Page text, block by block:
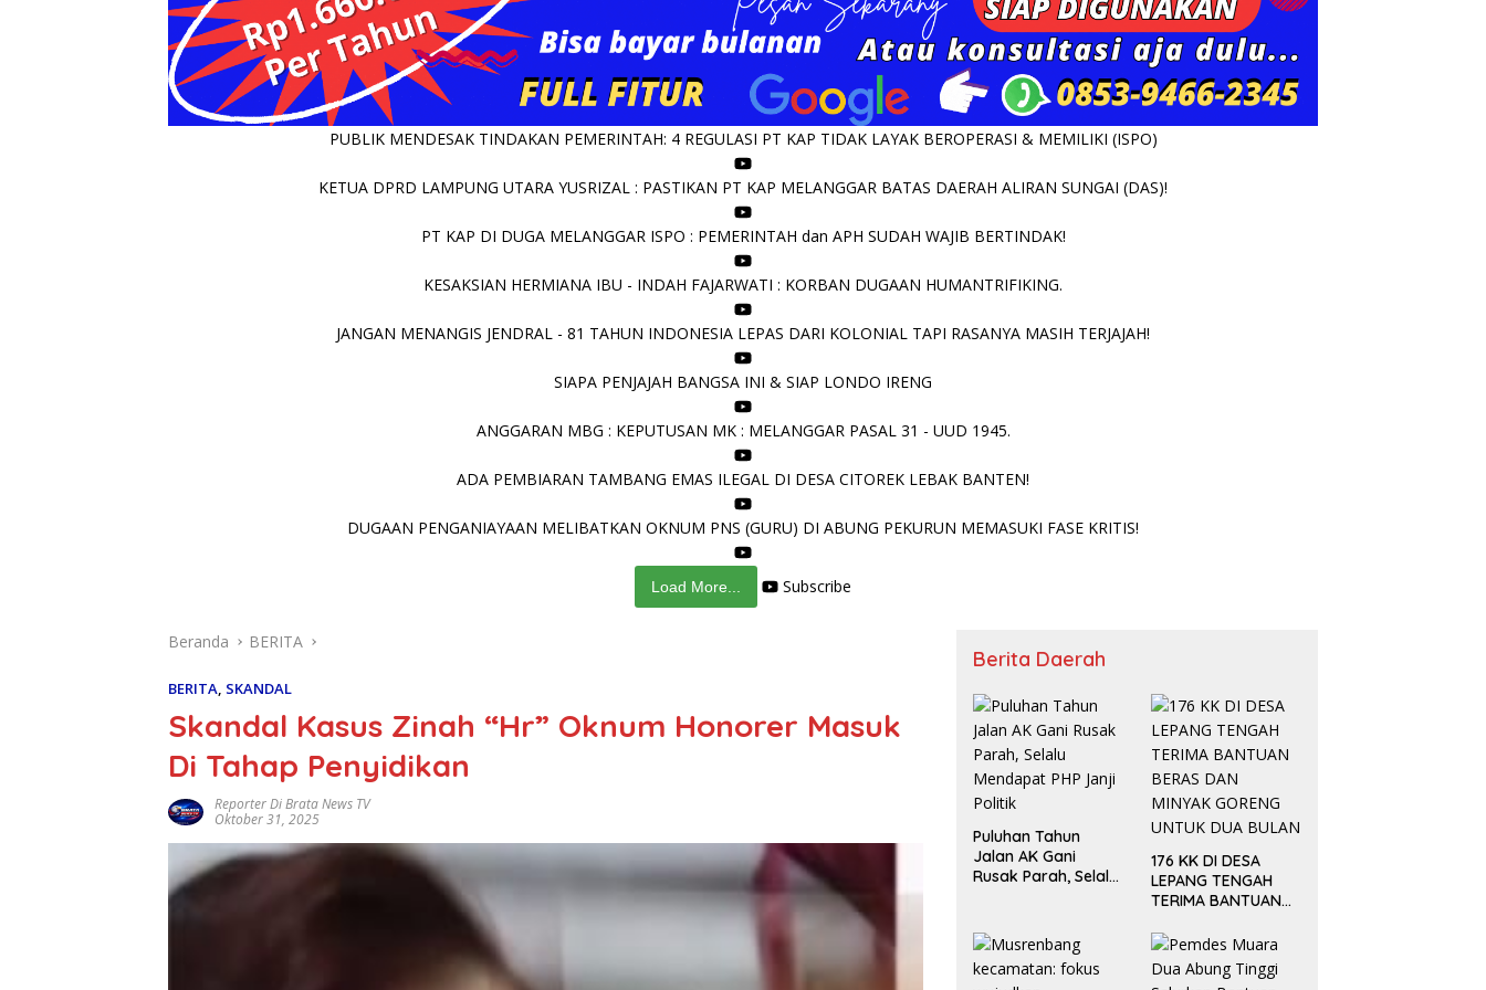
PUBLIK MENDESAK TINDAKAN PEMERINTAH: 4 REGULASI PT KAP TIDAK LAYAK BEROPERASI & MEMILIKI (ISPO)
KETUA DPRD LAMPUNG UTARA YUSRIZAL : PASTIKAN PT KAP MELANGGAR BATAS DAERAH ALIRAN SUNGAI (DAS)!
PT KAP DI DUGA MELANGGAR ISPO : PEMERINTAH dan APH SUDAH WAJIB BERTINDAK!
KESAKSIAN HERMIANA IBU - INDAH FAJARWATI : KORBAN DUGAAN HUMANTRIFIKING.
JANGAN MENANGIS JENDRAL - 81 TAHUN INDONESIA LEPAS DARI KOLONIAL TAPI RASANYA MASIH TERJAJAH!
SIAPA PENJAJAH BANGSA INI & SIAP LONDO IRENG
ANGGARAN MBG : KEPUTUSAN MK : MELANGGAR PASAL 31 - UUD 1945.
ADA PEMBIARAN TAMBANG EMAS ILEGAL DI DESA CITOREK LEBAK BANTEN!
DUGAAN PENGANIAYAAN MELIBATKAN OKNUM PNS (GURU) DI ABUNG PEKURUN MEMASUKI FASE KRITIS!
Load More... Subscribe
Beranda BERITA
BERITA, SKANDAL
Skandal Kasus Zinah “Hr” Oknum Honorer Masuk
Di Tahap Penyidikan
Reporter Di Brata News TV
Oktober 31, 2025
Berita Daerah
Puluhan Tahun
Jalan AK Gani
Rusak Parah, Selalu
176 KK DI DESA
LEPANG TENGAH
TERIMA BANTUAN
GORENG UNTUK
DUA BULAN